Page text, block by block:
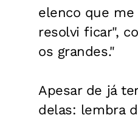
elenco que me
resolvi ficar",
os grandes."
Apesar de já
delas: lembra